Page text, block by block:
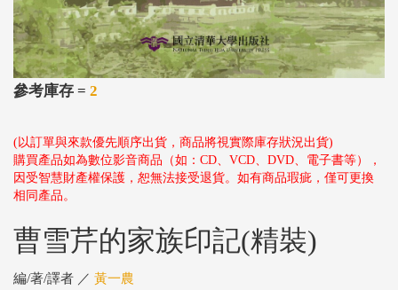
參考庫存 = 2
(以訂單與來款優先順序出貨，商品將視實際庫存狀況出貨)
購買產品如為數位影音商品（如：CD、VCD、DVD、電子書等），
因受智慧財產權保護，恕無法接受退貨。如有商品瑕疵，僅可更換
相同產品。
曹雪芹的家族印記(精裝)
編/著/譯者 ／ 黃一農